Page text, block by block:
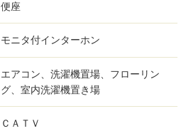
便座
モニタ付インターホン
エアコン、洗濯機置場、フローリン
グ、室内洗濯機置き場
ＣＡＴＶ